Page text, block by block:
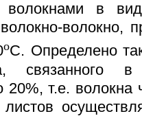
в
волокно,
oC. Определено
связанного
20%, т.е. волокна
листов